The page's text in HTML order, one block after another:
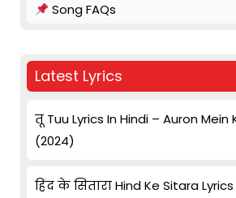
Song FAQs
Latest Lyrics
तू Tuu Lyrics In Hindi – Auron Mein
(2024)
हिंद के सितारा Hind Ke Sitara